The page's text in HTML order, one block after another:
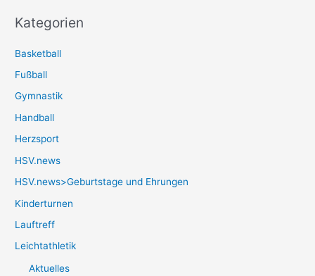
Kategorien
Basketball
Fußball
Gymnastik
Handball
Herzsport
HSV.news
HSV.news>Geburtstage und Ehrungen
Kinderturnen
Lauftreff
Leichtathletik
Aktuelles